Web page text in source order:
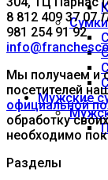
Мужские
8 812 409 37 07
981 254 91 92
Мы получаем и
посетителей
официальной
обработку
необходимо
Разделы